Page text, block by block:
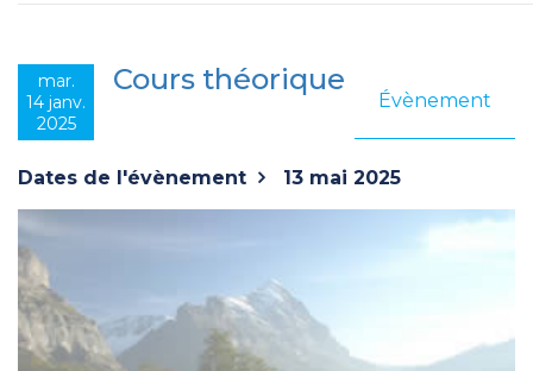
mar.
14 janv.
2025
Évènement
Cours théorique
Dates de l'évènement 13 mai 2025